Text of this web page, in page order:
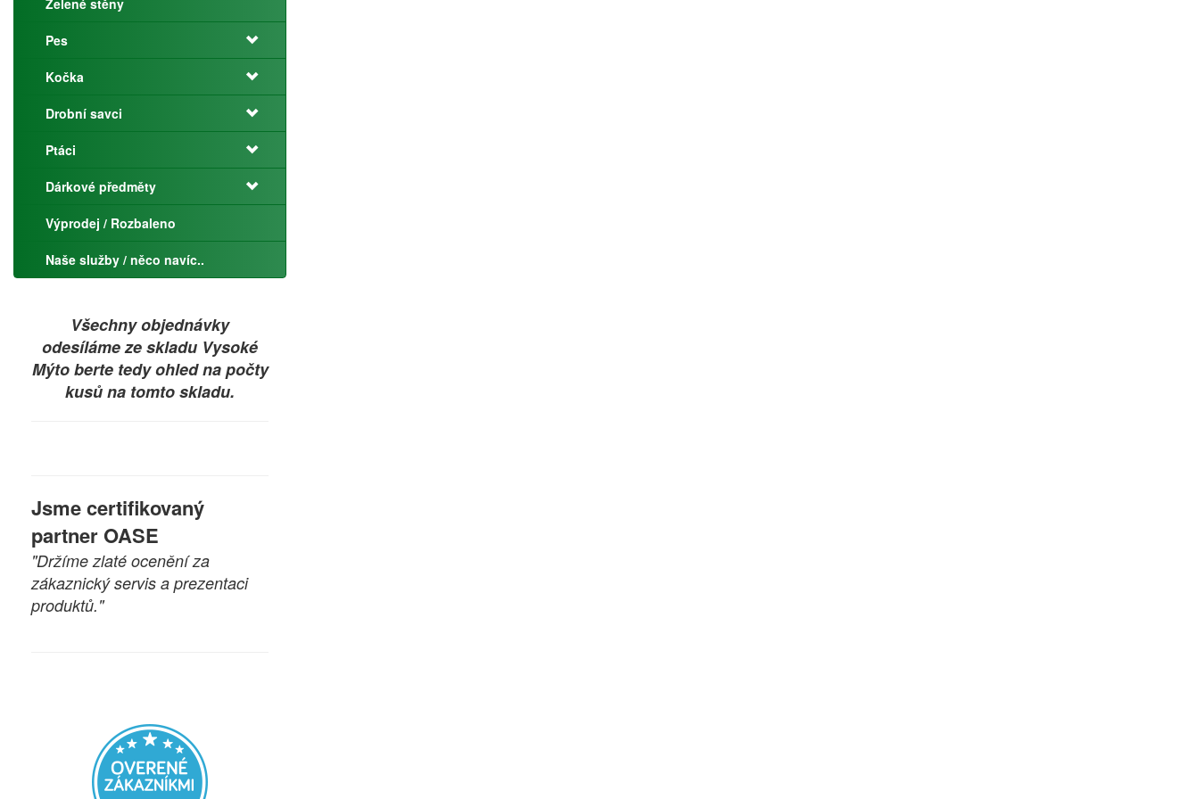
Zelené stěny
Pes
Kočka
Drobní savci
Ptáci
Dárkové předměty
Výprodej / Rozbaleno
Naše služby / něco navíc..
Všechny objednávky
odesíláme ze skladu Vysoké
Mýto berte tedy ohled na počty
kusů na tomto skladu.
Jsme certifikovaný
partner OASE
"Držíme zlaté ocenění za
zákaznický servis a prezentaci
produktů."